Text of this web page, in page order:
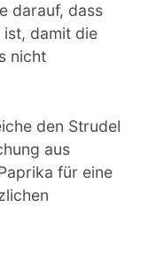
darauf, dass
damit die
nicht
den Strudel
aus
für eine